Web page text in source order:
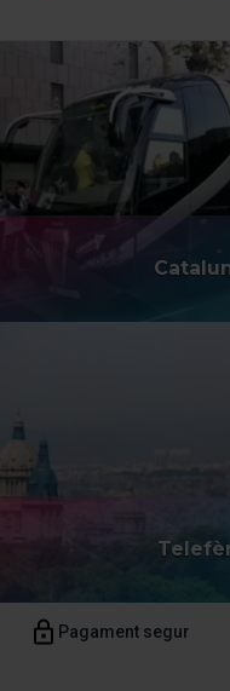
Pagament segur